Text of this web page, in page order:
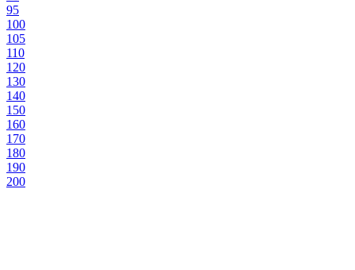
95
100
105
110
120
130
140
150
160
170
180
190
200